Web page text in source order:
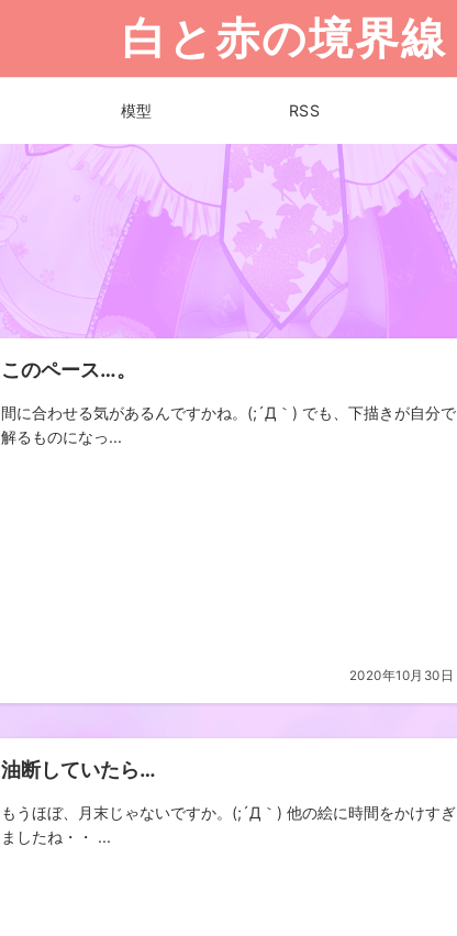
白と赤の境界線
模型 RSS
このペース…。
間に合わせる気があるんですかね。(;´Д｀) でも、下描きが自分で
解るものになっ...
2020年10月30日
油断していたら…
もうほぼ、月末じゃないですか。(;´Д｀) 他の絵に時間をかけすぎ
ましたね・・ ...